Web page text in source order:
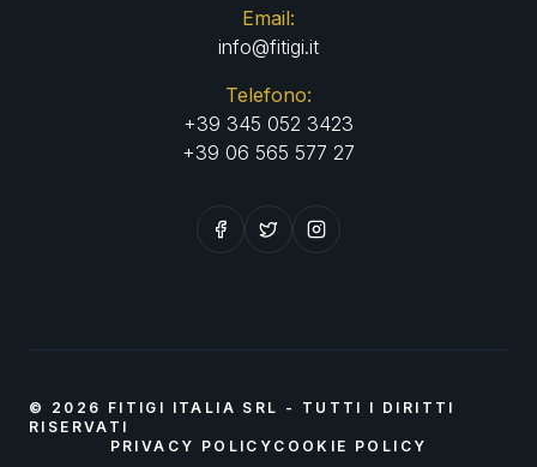
Email:
info@fitigi.it
Telefono:
+39 345 052 3423
+39 06 565 577 27
© 2026 FITIGI ITALIA SRL - TUTTI I DIRITTI
RISERVATI
PRIVACY POLICY COOKIE POLICY